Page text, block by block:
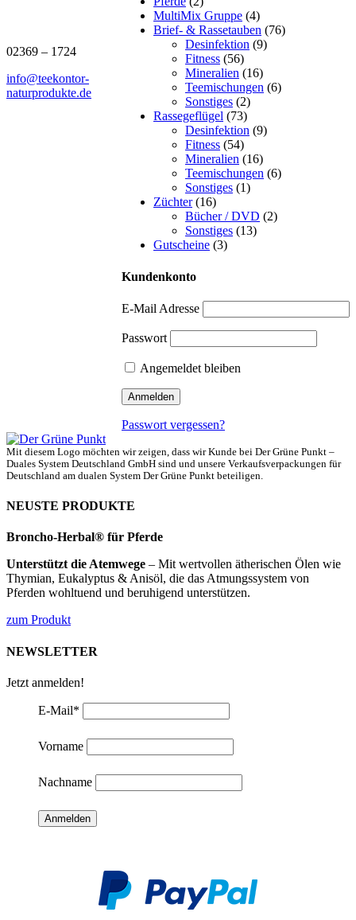
MultiMix Gruppe (4)
Brief- & Rassetauben (76)
Desinfektion (9)
Fitness (56)
Mineralien (16)
Teemischungen (6)
Sonstiges (2)
Rassegeflügel (73)
Desinfektion (9)
Fitness (54)
Mineralien (16)
Teemischungen (6)
Sonstiges (1)
Züchter (16)
Bücher / DVD (2)
Sonstiges (13)
Gutscheine (3)
Kundenkonto
E-Mail Adresse
Passwort
Angemeldet bleiben
Passwort vergessen?
02369 – 1724
info@teekontor-
naturprodukte.de
Mit diesem Logo möchten wir zeigen, dass wir Kunde bei Der Grüne Punkt –
Duales System Deutschland GmbH sind und unsere Verkaufsverpackungen für
Deutschland am dualen System Der Grüne Punkt beteiligen.
NEUSTE PRODUKTE
Broncho-Herbal® für Pferde
Unterstützt die Atemwege – Mit wertvollen ätherischen Ölen wie
Thymian, Eukalyptus & Anisöl, die das Atmungssystem von
Pferden wohltuend und beruhigend unterstützen.
zum Produkt
NEWSLETTER
Jetzt anmelden!
E-Mail*
Vorname
Nachname